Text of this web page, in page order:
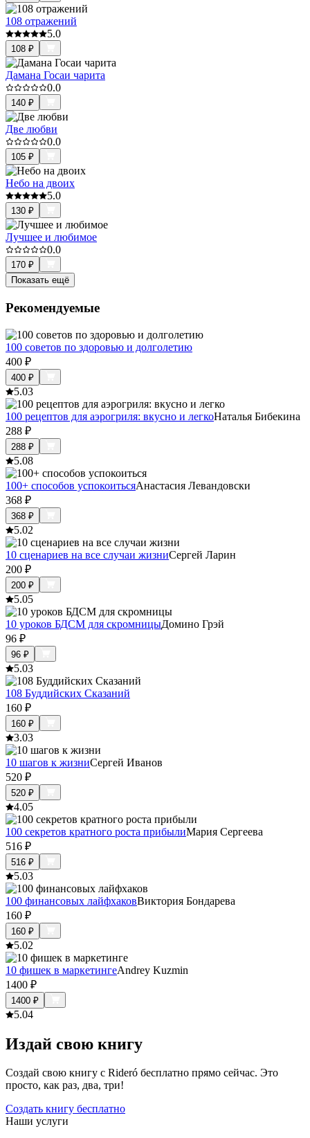
108 отражений
5.0
108 ₽
Дамана Госаи чарита
0.0
140 ₽
Две любви
0.0
105 ₽
Небо на двоих
5.0
130 ₽
Лучшее и любимое
0.0
170 ₽
Показать ещё
Рекомендуемые
100 советов по здоровью и долголетию
400 ₽
400 ₽
5.03
100 рецептов для аэрогриля: вкусно и легкоНаталья Бибекина
288 ₽
288 ₽
5.08
100+ способов успокоитьсяАнастасия Левандовски
368 ₽
368 ₽
5.02
10 сценариев на все случаи жизниСергей Ларин
200 ₽
200 ₽
5.05
10 уроков БДСМ для скромницыДомино Грэй
96 ₽
96 ₽
5.03
108 Буддийских Сказаний
160 ₽
160 ₽
3.03
10 шагов к жизниСергей Иванов
520 ₽
520 ₽
4.05
100 секретов кратного роста прибылиМария Сергеева
516 ₽
516 ₽
5.03
100 финансовых лайфхаковВиктория Бондарева
160 ₽
160 ₽
5.02
10 фишек в маркетингеAndrey Kuzmin
1400 ₽
1400 ₽
5.04
Издай свою книгу
Создай свою книгу с Rideró бесплатно прямо сейчас. Это
просто, как раз, два, три!
Создать книгу бесплатно
Наши услуги